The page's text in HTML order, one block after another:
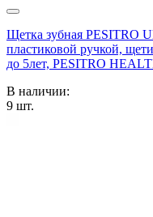
Щетка зубная PESITRO
пластиковой ручкой,
до 5лет, PESITRO
В наличии:
9 шт.